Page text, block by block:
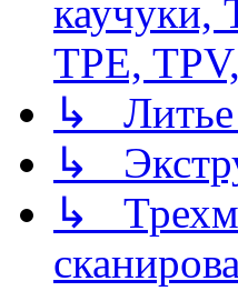
каучуки,
TPE,
↳ Литье
↳
↳